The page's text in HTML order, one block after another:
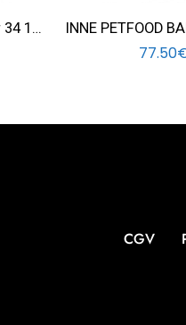
Super Premium Junior 34 16 Large dogs 15 KG
77.50
CGV